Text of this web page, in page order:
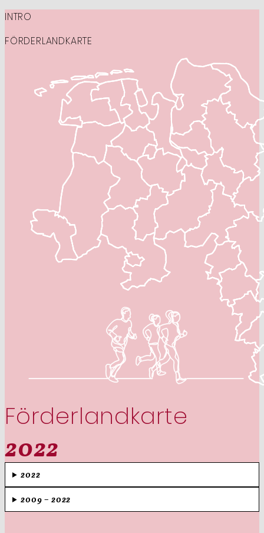
INTRO
FÖRDERLANDKARTE
Förderlandkarte
2022
2022
2009 – 2022